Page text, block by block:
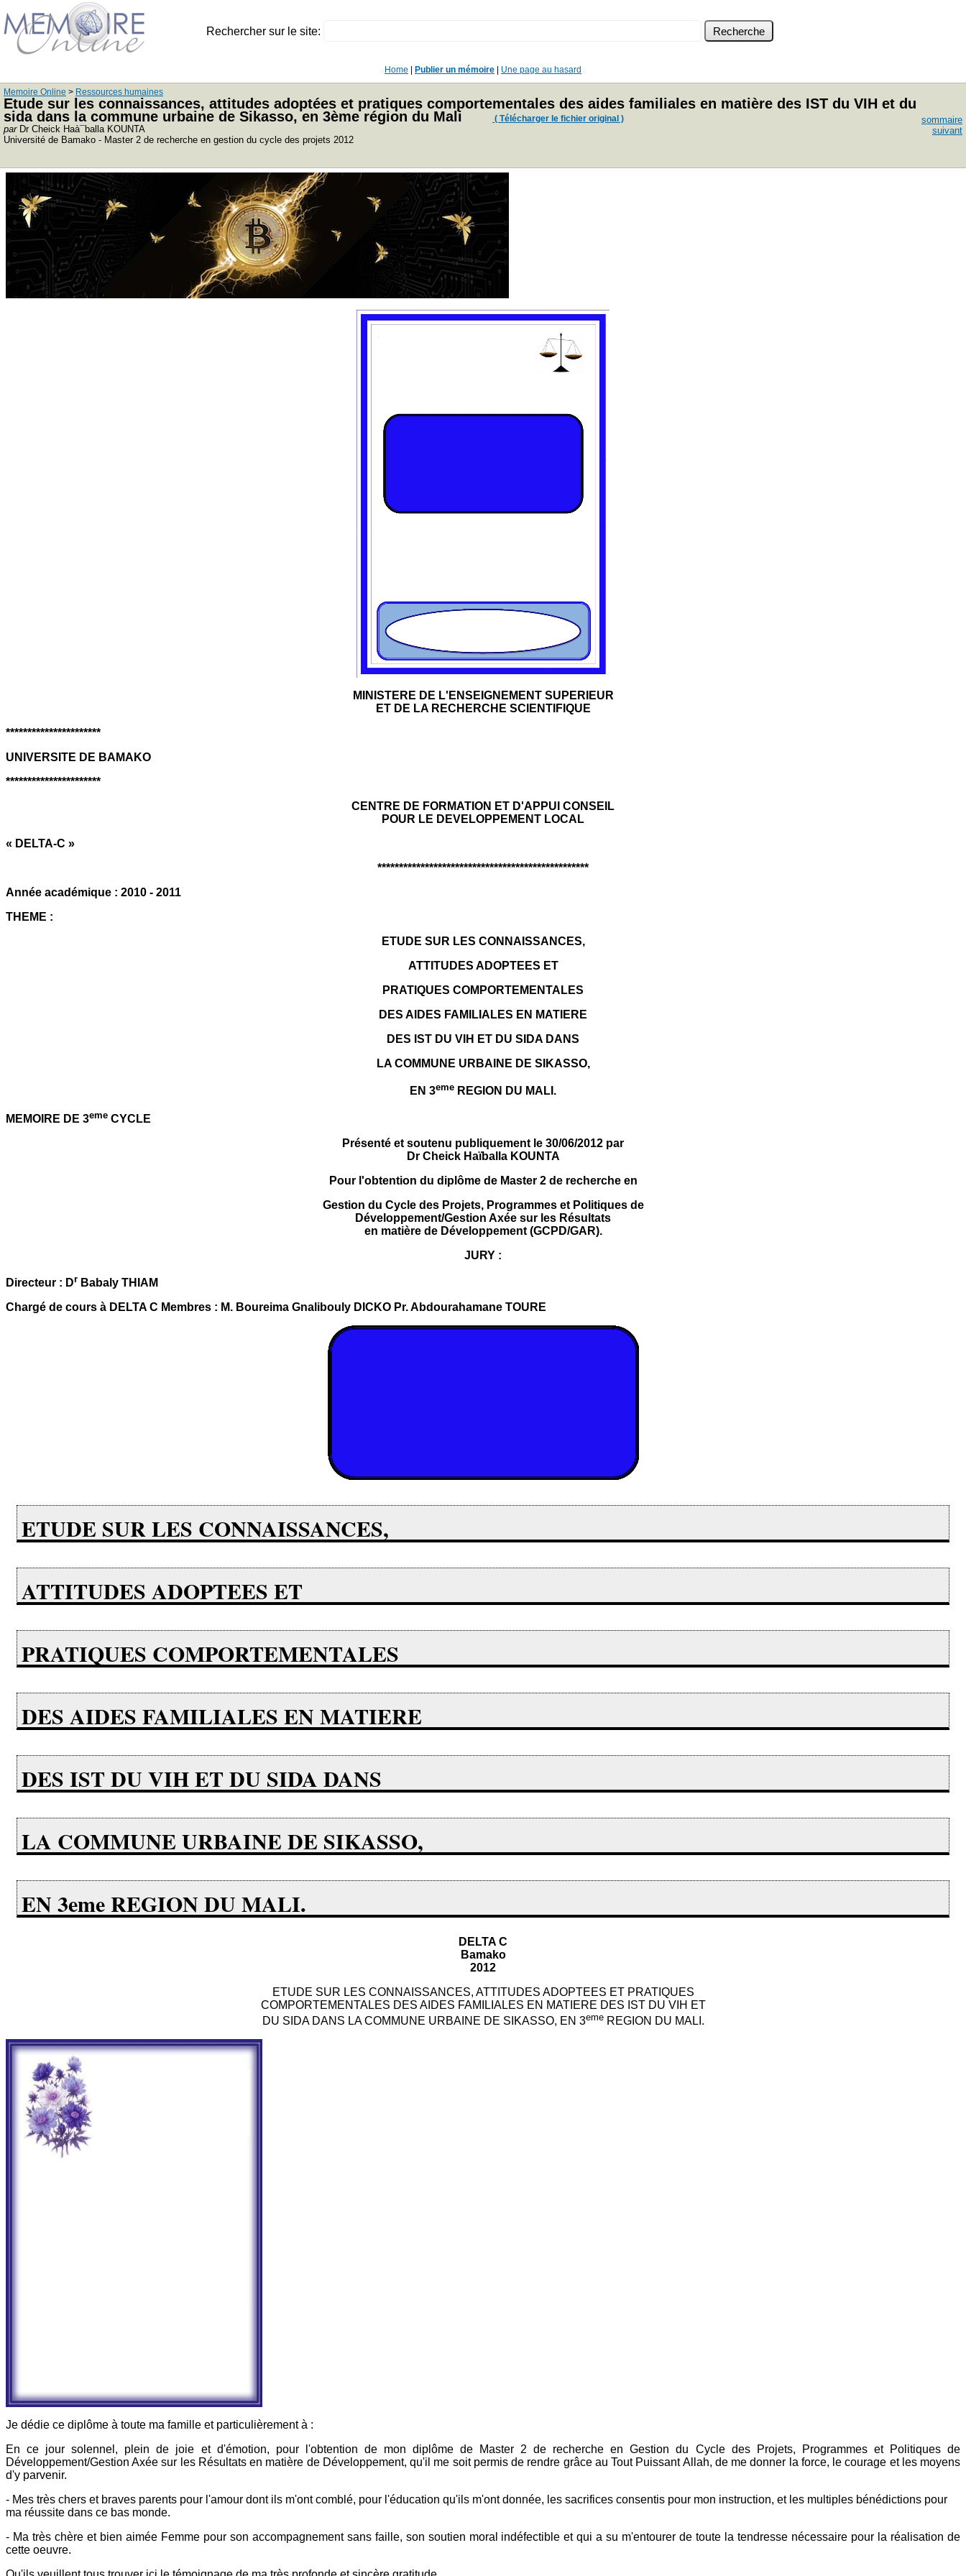
Rechercher sur le site:
Home Publier un mémoire Une page au hasard
Memoire Online > Ressources humaines
Etude sur les connaissances, attitudes adoptées et pratiques comportementales des aides familiales en matière des IST du VIH et du
sida dans la commune urbaine de Sikasso, en 3ème région du Mali
( Télécharger le fichier original )
parDr Cheick Haà¯balla KOUNTA
Université de Bamako - Master 2 de recherche en gestion du cycle des projets 2012
sommaire
suivant
MINISTERE DE L'ENSEIGNEMENT SUPERIEUR
ET DE LA RECHERCHE SCIENTIFIQUE
**********************
UNIVERSITE DE BAMAKO
**********************
CENTRE DE FORMATION ET D'APPUI CONSEIL
POUR LE DEVELOPPEMENT LOCAL
« DELTA-C »
*************************************************
Année académique : 2010 - 2011
THEME :
ETUDE SUR LES CONNAISSANCES,
ATTITUDES ADOPTEES ET
PRATIQUES COMPORTEMENTALES
DES AIDES FAMILIALES EN MATIERE
DES IST DU VIH ET DU SIDA DANS
LA COMMUNE URBAINE DE SIKASSO,
EN 3eme REGION DU MALI.
MEMOIRE DE 3eme CYCLE
Présenté et soutenu publiquement le 30/06/2012 par
Dr Cheick Haïballa KOUNTA
Pour l'obtention du diplôme de Master 2 de recherche en
Gestion du Cycle des Projets, Programmes et Politiques de
Développement/Gestion Axée sur les Résultats
en matière de Développement (GCPD/GAR).
JURY :
Directeur : Dr Babaly THIAM
Chargé de cours à DELTA C Membres : M. Boureima Gnalibouly DICKO Pr. Abdourahamane TOURE
ETUDE SUR LES CONNAISSANCES,
ATTITUDES ADOPTEES ET
PRATIQUES COMPORTEMENTALES
DES AIDES FAMILIALES EN MATIERE
DES IST DU VIH ET DU SIDA DANS
LA COMMUNE URBAINE DE SIKASSO,
EN 3eme REGION DU MALI.
DELTA C
Bamako
2012
ETUDE SUR LES CONNAISSANCES, ATTITUDES ADOPTEES ET PRATIQUES
COMPORTEMENTALES DES AIDES FAMILIALES EN MATIERE DES IST DU VIH ET
DU SIDA DANS LA COMMUNE URBAINE DE SIKASSO, EN 3emeREGION DU MALI.
Je dédie ce diplôme à toute ma famille et particulièrement à :
En ce jour solennel, plein de joie et d'émotion, pour l'obtention de mon diplôme de Master 2 de recherche en Gestion du Cycle des Projets, Programmes et Politiques de
Développement/Gestion Axée sur les Résultats en matière de Développement, qu'il me soit permis de rendre grâce au Tout Puissant Allah, de me donner la force, le courage et les moyens
d'y parvenir.
- Mes très chers et braves parents pour l'amour dont ils m'ont comblé, pour l'éducation qu'ils m'ont donnée, les sacrifices consentis pour mon instruction, et les multiples bénédictions pour
ma réussite dans ce bas monde.
- Ma très chère et bien aimée Femme pour son accompagnement sans faille, son soutien moral indéfectible et qui a su m'entourer de toute la tendresse nécessaire pour la réalisation de
cette oeuvre.